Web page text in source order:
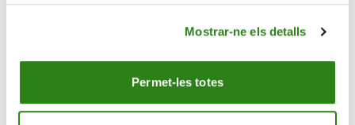
Mostrar-ne els detalls
Permet-les totes
als accionistes com a dividend. Si els nivells d’aquesta
ser conscients que, en cas de descensos de beneficis,
més equilibrades (40%-60%) l’empresa podrà mantenir